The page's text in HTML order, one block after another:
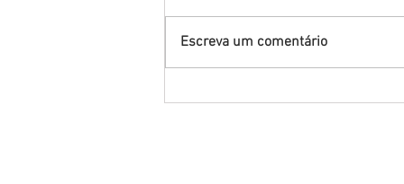
Magistrada pede penhora dos
Escreva um comentário